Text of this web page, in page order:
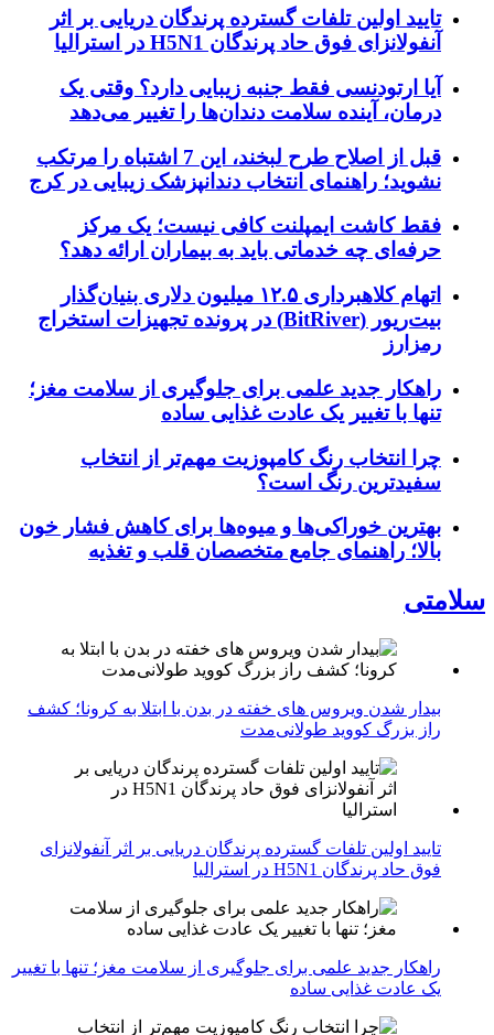
تایید اولین تلفات گسترده پرندگان دریایی بر اثر
آنفولانزای فوق حاد پرندگان H5N1 در استرالیا
آیا ارتودنسی فقط جنبه زیبایی دارد؟ وقتی یک
درمان، آینده سلامت دندان‌ها را تغییر می‌دهد
قبل از اصلاح طرح لبخند، این 7 اشتباه را مرتکب
نشوید؛ راهنمای انتخاب دندانپزشک زیبایی در کرج
فقط کاشت ایمپلنت کافی نیست؛ یک مرکز
حرفه‌ای چه خدماتی باید به بیماران ارائه دهد؟
اتهام کلاهبرداری ۱۲.۵ میلیون دلاری بنیان‌گذار
بیت‌ریور (BitRiver) در پرونده تجهیزات استخراج
رمزارز
راهکار جدید علمی برای جلوگیری از سلامت مغز؛
تنها با تغییر یک عادت غذایی ساده
چرا انتخاب رنگ کامپوزیت مهم‌تر از انتخاب
سفیدترین رنگ است؟
بهترین خوراکی‌ها و میوه‌ها برای کاهش فشار خون
بالا؛ راهنمای جامع متخصصان قلب و تغذیه
سلامتی
بیدار شدن ویروس‌ های خفته در بدن با ابتلا به کرونا؛ کشف
راز بزرگ کووید طولانی‌مدت
تایید اولین تلفات گسترده پرندگان دریایی بر اثر آنفولانزای
فوق حاد پرندگان H5N1 در استرالیا
راهکار جدید علمی برای جلوگیری از سلامت مغز؛ تنها با تغییر
یک عادت غذایی ساده